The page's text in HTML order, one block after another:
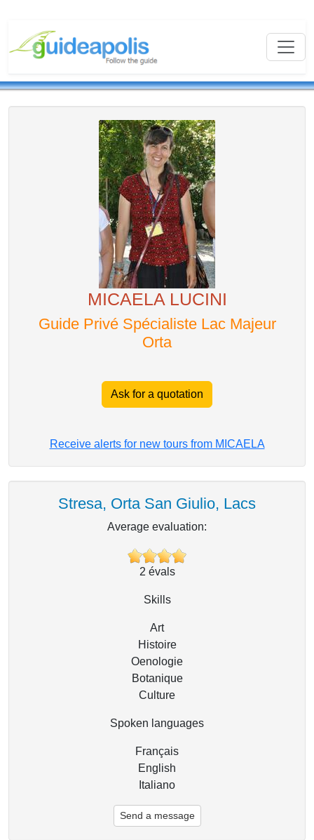
MICAELA LUCINI
Guide Privé Spécialiste Lac Majeur
Orta
Ask for a quotation
Receive alerts for new tours from MICAELA
Stresa, Orta San Giulio, Lacs
Average evaluation:
2 évals
Skills
Art
Histoire
Oenologie
Botanique
Culture
Spoken languages
Français
English
Italiano
Send a message